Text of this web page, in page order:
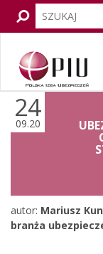
24
09.20
autor: Mariusz
branża